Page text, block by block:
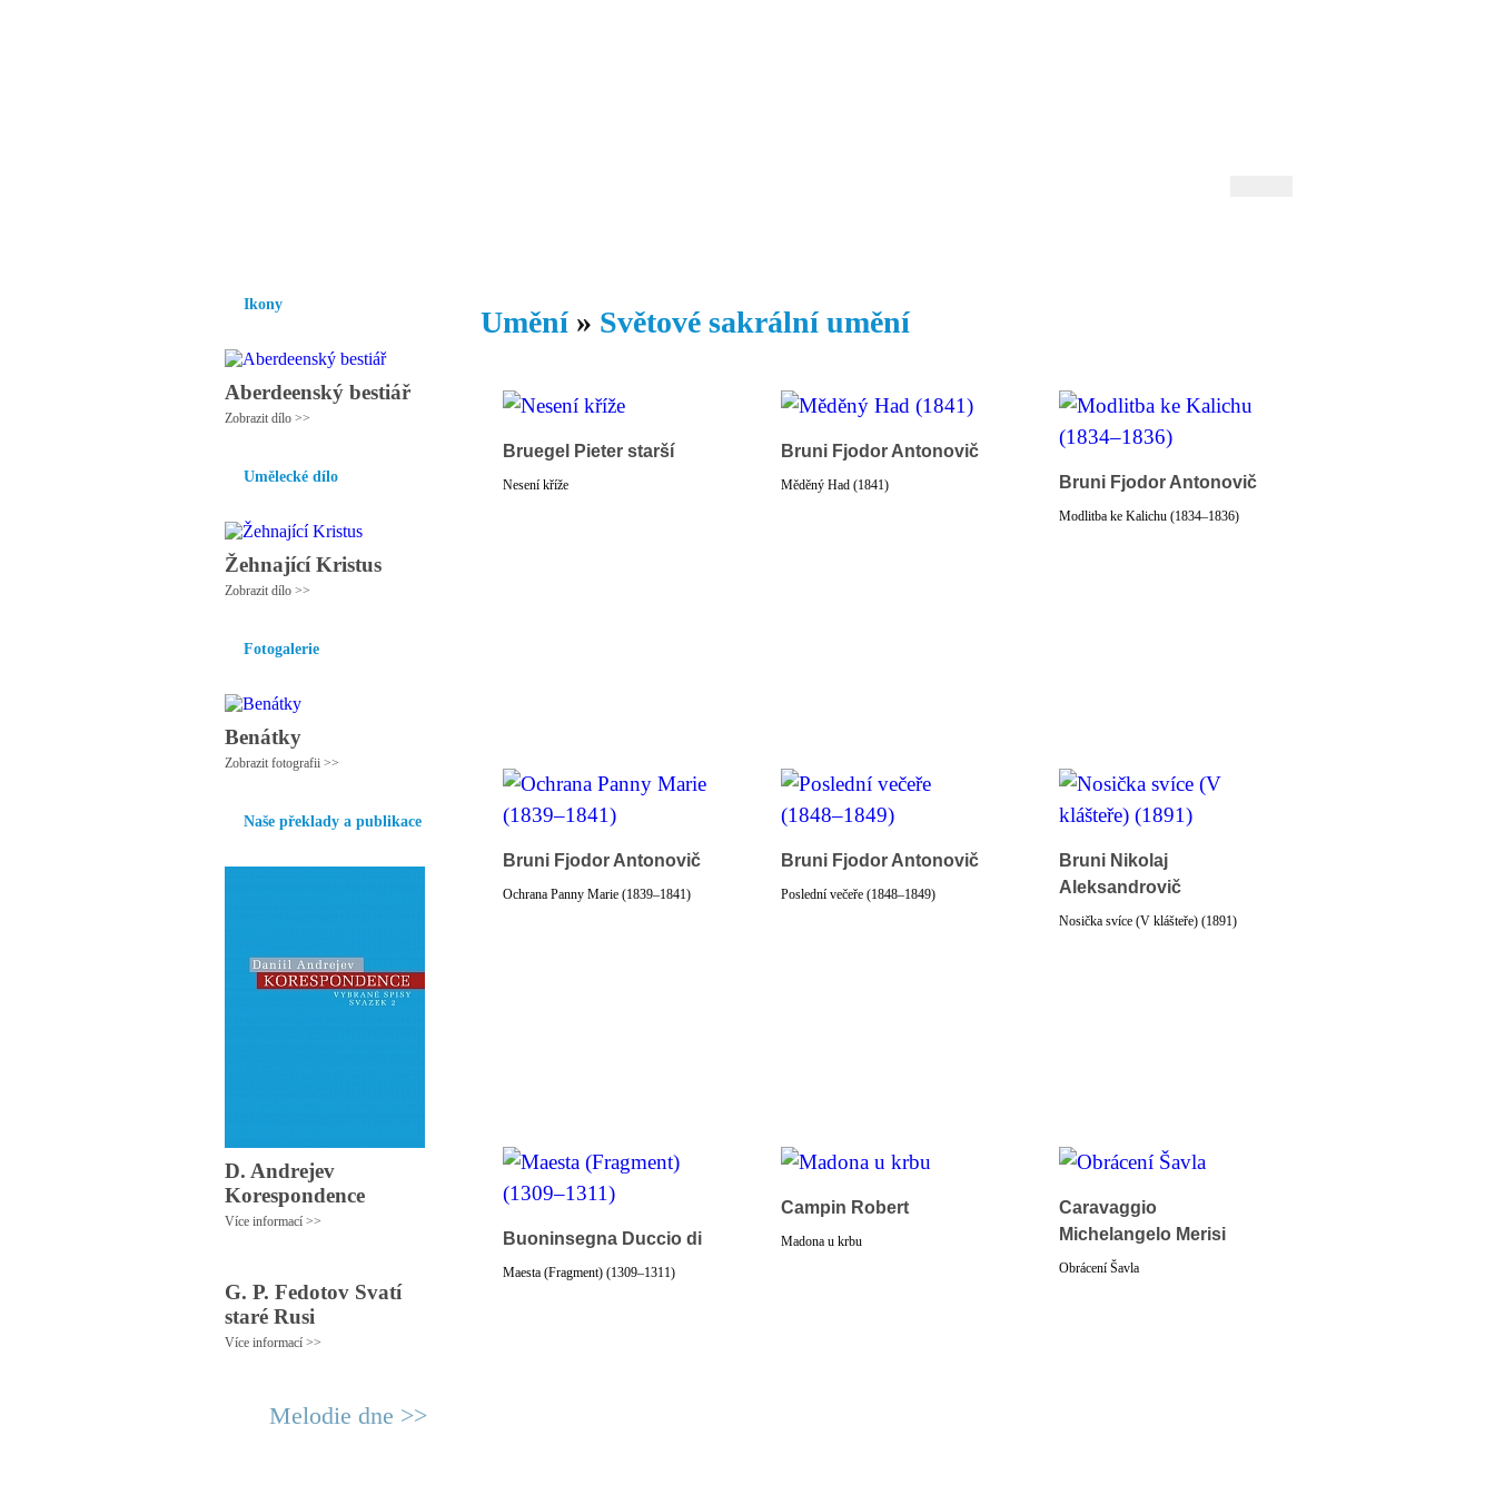
Ikony
Aberdeenský bestiář
Zobrazit dílo >>
Umělecké dílo
Žehnající Kristus
Zobrazit dílo >>
Fotogalerie
Benátky
Zobrazit fotografii >>
Naše překlady a publikace
D. Andrejev
Korespondence
Více informací >>
G. P. Fedotov Svatí
staré Rusi
Více informací >>
Melodie dne >>
Umění » Světové sakrální umění
Bruegel Pieter starší
Nesení kříže
Bruni Fjodor Antonovič
Měděný Had (1841) Bruni Fjodor Antonovič
Modlitba ke Kalichu (1834–1836)
Bruni Fjodor Antonovič
Ochrana Panny Marie (1839–1841)
Bruni Fjodor Antonovič
Poslední večeře (1848–1849)
Bruni Nikolaj
Aleksandrovič
Nosička svíce (V klášteře) (1891)
Buoninsegna Duccio di
Maesta (Fragment) (1309–1311)
Campin Robert
Madona u krbu
Caravaggio
Michelangelo Merisi
Obrácení Šavla